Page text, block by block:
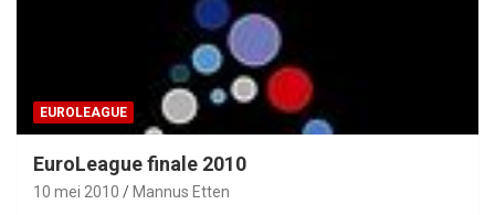
EUROLEAGUE
EuroLeague finale 2010
10 mei 2010 Mannus Etten